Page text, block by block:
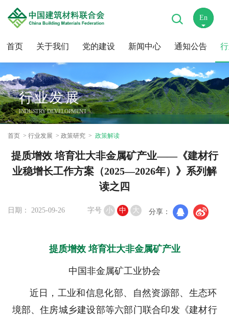
首页 关于我们 党的建设 新闻中心 通知公告
En
中
行业发展
INDUSTRY DEVELOPMENT
首页 行业发展 政策研究 政策解读
提质增效 培育壮大非金属矿产业——《建材行
业稳增长工作方案（2025—2026年）》系列解
读之四
日期： 2025-09-26 字号 小 中 大 分享：
提质增效 培育壮大非金属矿产业
中国非金属矿工业协会
近日，工业和信息化部、自然资源部、生态环
境部、住房城乡建设部等六部门联合印发《建材行